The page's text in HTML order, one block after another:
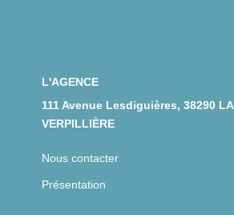
L'AGENCE
111 Avenue Lesdiguières, 38290 LA
VERPILLIÈRE
Nous contacter
Présentation